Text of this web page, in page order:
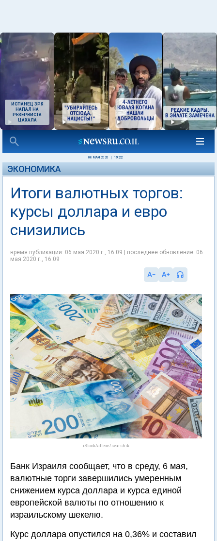
ИСПАНЕЦ ЗРЯ
НАПАЛ НА
РЕЗЕРВИСТА
ЦАХАЛА
06 МАЯ 2020 19:22
ЭКОНОМИКА
Итоги валютных торгов:
курсы доллара и евро
снизились
время публикации: 06 мая 2020 г., 16:09 | последнее обновление: 06
мая 2020 г., 16:09
iStock/alfexe/svarshik
Банк Израиля сообщает, что в среду, 6 мая,
валютные торги завершились умеренным
снижением курса доллара и курса единой
европейской валюты по отношению к
израильскому шекелю.
Курс доллара опустился на 0,36% и составил